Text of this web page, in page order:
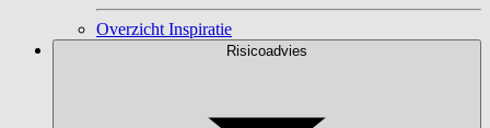
Overzicht Inspiratie
Risicoadvies